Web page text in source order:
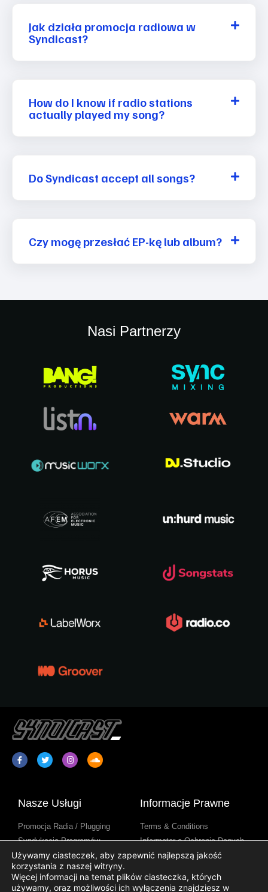
Jak działa promocja radiowa w
Syndicast?
How do I know if radio stations
actually played my song?
Do Syndicast accept all songs?
Czy mogę przesłać EP-kę lub album?
Nasi Partnerzy
Nasze Usługi
Promocja Radia / Plugging
Syndykacja Programów
Radiowych
Treści Stacji Radiowych
Informacje Prawne
Terms & Conditions
Informator o Ochronie Danych
Osobowych
Używamy ciasteczek, aby zapewnić najlepszą jakość
korzystania z naszej witryny.
Więcej informacji na temat plików ciasteczka, których
używamy, oraz możliwości ich wyłączenia znajdziesz w